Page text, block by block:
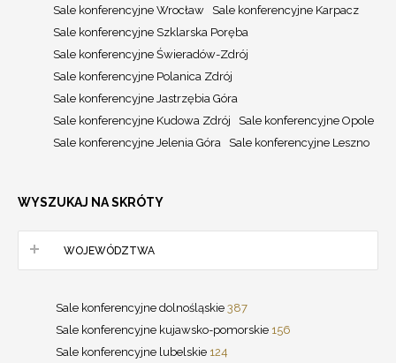
Sale konferencyjne Wrocław
Sale konferencyjne Karpacz
Sale konferencyjne Szklarska Poręba
Sale konferencyjne Świeradów-Zdrój
Sale konferencyjne Polanica Zdrój
Sale konferencyjne Jastrzębia Góra
Sale konferencyjne Kudowa Zdrój
Sale konferencyjne Opole
Sale konferencyjne Jelenia Góra
Sale konferencyjne Leszno
WYSZUKAJ NA SKRÓTY
WOJEWÓDZTWA
Sale konferencyjne dolnośląskie 387
Sale konferencyjne kujawsko-pomorskie 156
Sale konferencyjne lubelskie 124